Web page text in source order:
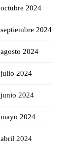
octubre 2024
septiembre 2024
agosto 2024
julio 2024
junio 2024
mayo 2024
abril 2024